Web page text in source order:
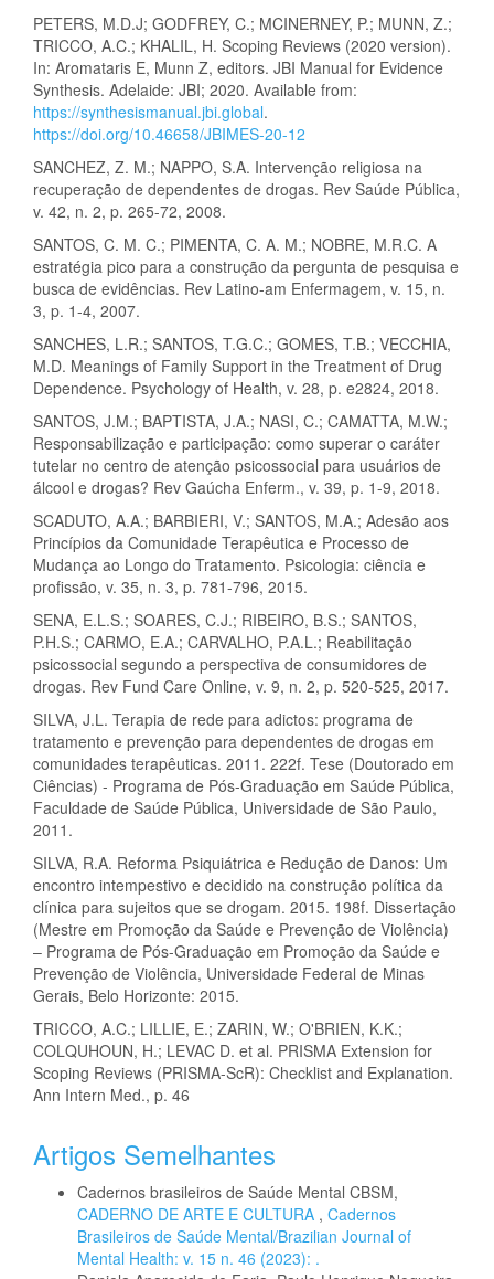
PETERS, M.D.J; GODFREY, C.; MCINERNEY, P.; MUNN, Z.;
TRICCO, A.C.; KHALIL, H. Scoping Reviews (2020 version).
In: Aromataris E, Munn Z, editors. JBI Manual for Evidence
Synthesis. Adelaide: JBI; 2020. Available from:
https://synthesismanual.jbi.global.
https://doi.org/10.46658/JBIMES-20-12
SANCHEZ, Z. M.; NAPPO, S.A. Intervenção religiosa na
recuperação de dependentes de drogas. Rev Saúde Pública,
v. 42, n. 2, p. 265-72, 2008.
SANTOS, C. M. C.; PIMENTA, C. A. M.; NOBRE, M.R.C. A
estratégia pico para a construção da pergunta de pesquisa e
busca de evidências. Rev Latino-am Enfermagem, v. 15, n.
3, p. 1-4, 2007.
SANCHES, L.R.; SANTOS, T.G.C.; GOMES, T.B.; VECCHIA,
M.D. Meanings of Family Support in the Treatment of Drug
Dependence. Psychology of Health, v. 28, p. e2824, 2018.
SANTOS, J.M.; BAPTISTA, J.A.; NASI, C.; CAMATTA, M.W.;
Responsabilização e participação: como superar o caráter
tutelar no centro de atenção psicossocial para usuários de
álcool e drogas? Rev Gaúcha Enferm., v. 39, p. 1-9, 2018.
SCADUTO, A.A.; BARBIERI, V.; SANTOS, M.A.; Adesão aos
Princípios da Comunidade Terapêutica e Processo de
Mudança ao Longo do Tratamento. Psicologia: ciência e
profissão, v. 35, n. 3, p. 781-796, 2015.
SENA, E.L.S.; SOARES, C.J.; RIBEIRO, B.S.; SANTOS,
P.H.S.; CARMO, E.A.; CARVALHO, P.A.L.; Reabilitação
psicossocial segundo a perspectiva de consumidores de
drogas. Rev Fund Care Online, v. 9, n. 2, p. 520-525, 2017.
SILVA, J.L. Terapia de rede para adictos: programa de
tratamento e prevenção para dependentes de drogas em
comunidades terapêuticas. 2011. 222f. Tese (Doutorado em
Ciências) - Programa de Pós-Graduação em Saúde Pública,
Faculdade de Saúde Pública, Universidade de São Paulo,
2011.
SILVA, R.A. Reforma Psiquiátrica e Redução de Danos: Um
encontro intempestivo e decidido na construção política da
clínica para sujeitos que se drogam. 2015. 198f. Dissertação
(Mestre em Promoção da Saúde e Prevenção de Violência)
– Programa de Pós-Graduação em Promoção da Saúde e
Prevenção de Violência, Universidade Federal de Minas
Gerais, Belo Horizonte: 2015.
TRICCO, A.C.; LILLIE, E.; ZARIN, W.; O'BRIEN, K.K.;
COLQUHOUN, H.; LEVAC D. et al. PRISMA Extension for
Scoping Reviews (PRISMA-ScR): Checklist and Explanation.
Ann Intern Med., p. 46
Artigos Semelhantes
Cadernos brasileiros de Saúde Mental CBSM,
CADERNO DE ARTE E CULTURA , Cadernos
Brasileiros de Saúde Mental/Brazilian Journal of
Mental Health: v. 15 n. 46 (2023): .